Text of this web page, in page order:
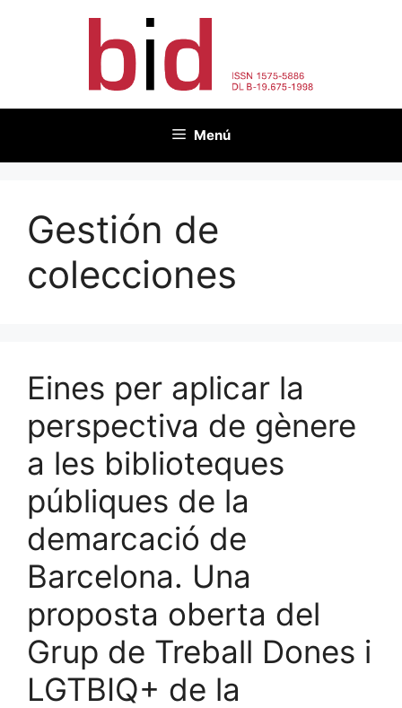
Menú
Gestión de
colecciones
Eines per aplicar la
perspectiva de gènere
a les biblioteques
públiques de la
demarcació de
Barcelona. Una
proposta oberta del
Grup de Treball Dones i
LGTBIQ+ de la